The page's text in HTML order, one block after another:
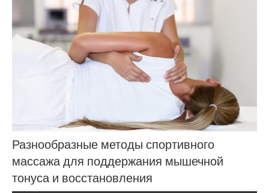
Разнообразные методы спортивного
массажа для поддержания мышечной
тонуса и восстановления